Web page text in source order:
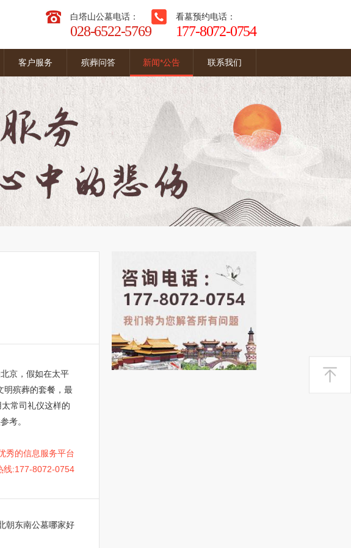
看墓预约电话：
177-8072-0754
白塔山公墓电话：
028-6522-5769
客户服务 殡葬问答 新闻*公告 联系我们
京，假如在太平
明殡葬的套餐，最
常司礼仪这样的
考。
秀的信息服务平台
线:177-8072-0754
朝东南公墓哪家好